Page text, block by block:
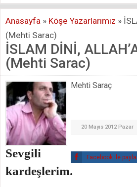
Anasayfa » Köşe Yazarlarımız »
(Mehti Sarac)
İSLAM DİNİ,
(Mehti Sarac)
Mehti Saraç
20 Mayıs 2012 Pazar
Facebook ile
Sevgili
kardeşlerim.